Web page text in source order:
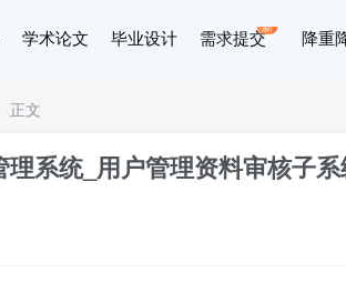
学术论文 毕业设计 需求提交新 降重
正文
系统_用户管理资料审核子